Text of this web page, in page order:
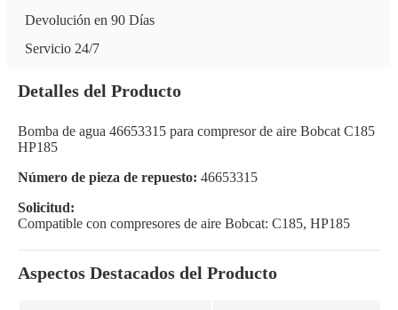
Devolución en 90 Días
Servicio 24/7
Detalles del Producto
Bomba de agua 46653315 para compresor de aire Bobcat C185
HP185
Número de pieza de repuesto: 46653315
Solicitud:
Compatible con compresores de aire Bobcat: C185, HP185
Aspectos Destacados del Producto